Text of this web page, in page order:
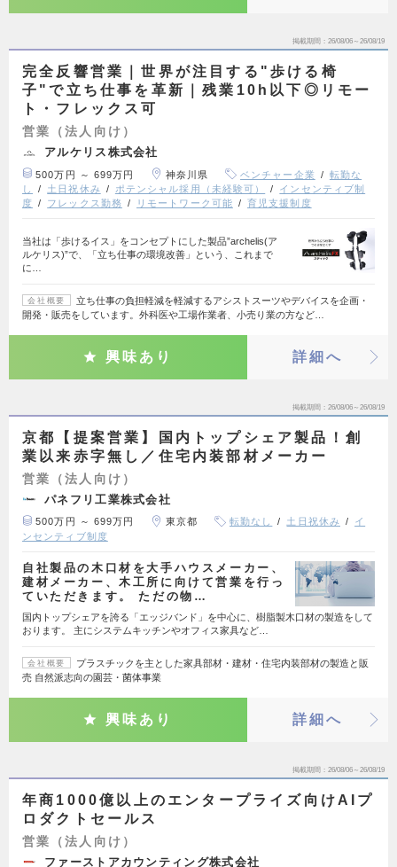
掲載期間 26/08/06～26/08/19
完全反響営業｜世界が注目する"歩ける椅
子"で立ち仕事を革新｜残業10h以下◎リモー
ト・フレックス可
営業（法人向け）
アルケリス株式会社
500万円 ～ 699万円 神奈川県 ベンチャー企業
転勤な
し
土日祝休み ポテンシャル採用（未経験可）
インセンティブ制
度
フレックス勤務 リモートワーク可能 育児支援制度
当社は「歩けるイス」をコンセプトにした製品”archelis(ア
ルケリス)”で、「立ち仕事の環境改善」という、これまで
に…
会社概要
立ち仕事の負担軽減を軽減するアシストスーツやデバイスを企画・
開発・販売をしています。外科医や工場作業者、小売り業の方など…
興味あり 詳細へ
掲載期間 26/08/06～26/08/19
京都【提案営業】国内トップシェア製品！創
業以来赤字無し／住宅内装部材メーカー
営業（法人向け）
パネフリ工業株式会社
500万円 ～ 699万円 東京都 転勤なし 土日祝休み
イ
ンセンティブ制度
自社製品の木口材を大手ハウスメーカー、
建材メーカー、木工所に向けて営業を行っ
ていただきます。 ただの物…
国内トップシェアを誇る「エッジバンド」を中心に、樹脂製木口材の製造をして
おります。 主にシステムキッチンやオフィス家具など…
会社概要
プラスチックを主とした家具部材・建材・住宅内装部材の製造と販
売 自然派志向の園芸・菌体事業
興味あり 詳細へ
掲載期間 26/08/06～26/08/19
年商1000億以上のエンタープライズ向けAIプ
ロダクトセールス
営業（法人向け）
ファーストアカウンティング株式会社